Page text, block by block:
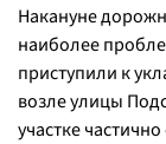
Накануне
наиболее
приступили к
возле улицы
участке